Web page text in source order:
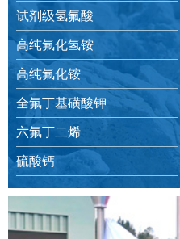
试剂级氢氟酸
高纯氟化氢铵
高纯氟化铵
全氟丁基磺酸钾
六氟丁二烯
硫酸钙